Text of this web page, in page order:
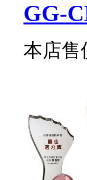
GG-
本店售